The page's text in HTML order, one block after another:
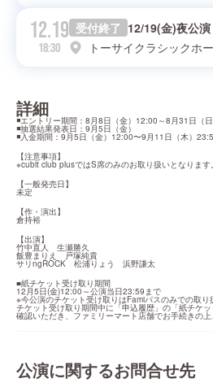
12.19
18:30
受付終了 12/19(金)夜公演
トーサイクラシックホ
詳細
◾️エントリー期間：8月8日（金）12:00～8月31日（
◾️抽選結果発表日：9月5日（金）
◾️入金期間：9月5日（金）12:00〜9月11日（木）
【注意事項】
※cubit club plusではS席のみのお取り扱いとなります。
【一般発売日】
未定
【作・演出】
倉持裕
【出演】
竹中直人　生瀬勝久
飯豊まりえ　戸塚純貴
サリngROCK　松浦りょう　浜野謙太
■紙チケット受け取り期間
12月5日(金)12:00～公演当日23:59まで
※今公演のチケット受け取りはFamiパスのみでの取り
チケット受け取り期間中に「申込履歴」の「紙チケ
確認いただき、ファミリーマート店舗でお手続きの上
公演に関するお問合せ先